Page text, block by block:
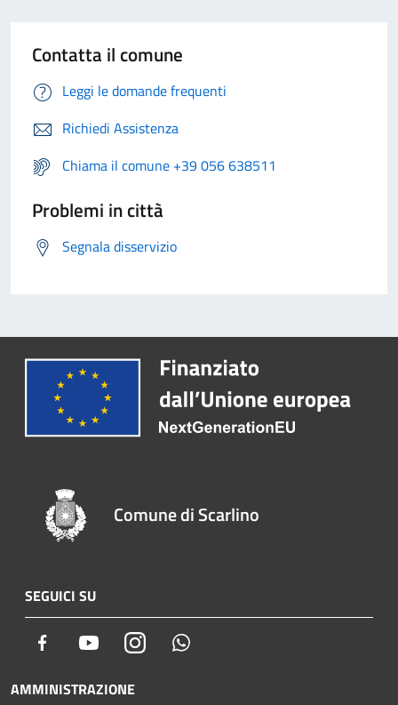
Contatta il comune
Leggi le domande frequenti
Richiedi Assistenza
Chiama il comune +39 056 638511
Problemi in città
Segnala disservizio
Comune di Scarlino
SEGUICI SU
Facebook YoutubeInstagram
AMMINISTRAZIONE